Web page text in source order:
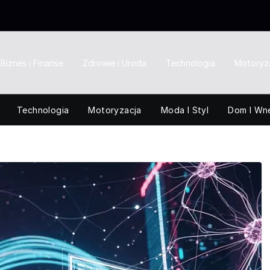
Biznes i Finanse Zdrowie i Uroda Technologia
Technologia Motoryzacja Moda I Styl Dom I